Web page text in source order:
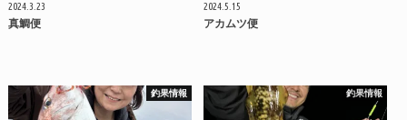
2024.3.23
真鯛便
2024.5.15
アカムツ便
釣果情報 釣果情報